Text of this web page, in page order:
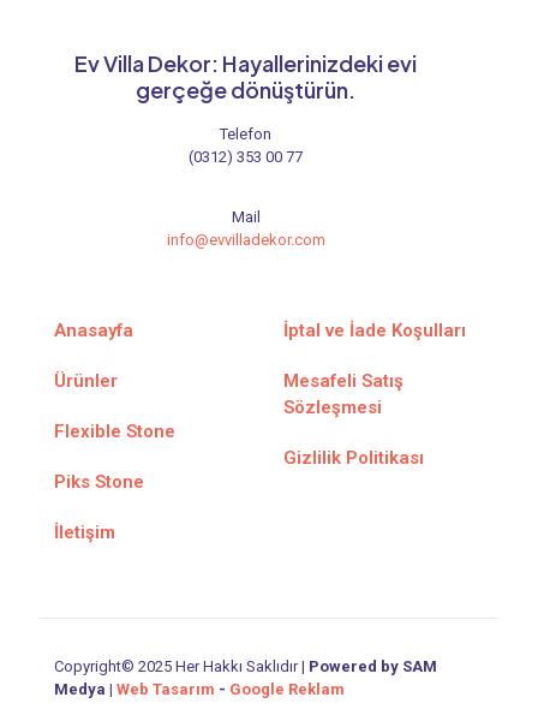
Ev Villa Dekor: Hayallerinizdeki evi
gerçeğe dönüştürün.
Telefon
(0312) 353 00 77
Mail
info@evvilladekor.com
Anasayfa
Ürünler
Flexible Stone
Piks Stone
İletişim
İptal ve İade Koşulları
Mesafeli Satış
Sözleşmesi
Gizlilik Politikası
Copyright© 2025 Her Hakkı Saklıdır | Powered by SAM
Medya | Web Tasarım - Google Reklam